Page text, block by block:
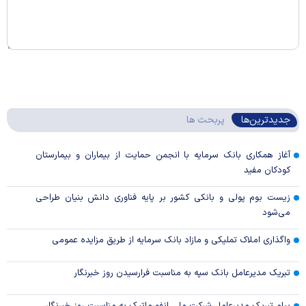
جدیدترین‌ها پربحث ها
آغاز همکاری بانک سرمایه با انجمن حمایت از بیماران و بیمارستان
کودکان مفید
زیست بوم پولی و بانکی کشور بر پایه فناوری دانش بنیان طراحی
می‌شود
واگذاری املاک تملیکی و مازاد بانک سرمایه از طریق مزایده عمومی
تبریک مدیرعامل بانک سپه به مناسبت فرارسیدن روز خبرنگار